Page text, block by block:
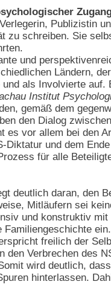
Publizistin
zu schreiben. Sie
und
Ländern,
als Involvierte
Institut
gemäß dem
den Dialog
es vor allem bei den
Diktatur und dem
für alle
deutlich daran, den
Mitläufern sei
und konstruktiv
Familiengeschichte
freilich der
den Verbrechen des
wird deutlich,
hinterlassen.